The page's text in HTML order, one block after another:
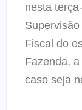
nesta
Fiscal do
Fazenda,
caso seja